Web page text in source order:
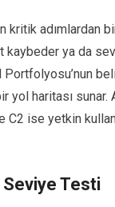
kritik
ya da
haritası sunar.
C2 ise yetkin
Testi